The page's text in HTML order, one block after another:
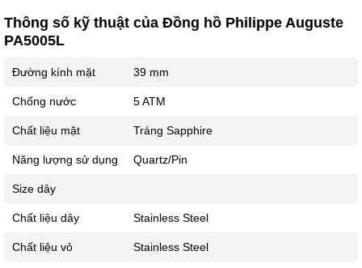
Thông số kỹ thuật của Đồng hồ Philippe Auguste
PA5005L
Đường kính mặt 39 mm
Chống nước 5 ATM
Chất liệu mặt Tráng Sapphire
Năng lượng sử dụng Quartz/Pin
Size dây
Chất liệu dây Stainless Steel
Chất liệu vỏ Stainless Steel